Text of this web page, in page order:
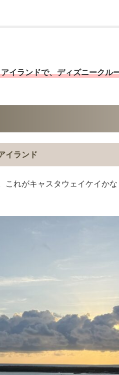
イランドで、ディズニークル
イランド
れがキャスタウェイケイか